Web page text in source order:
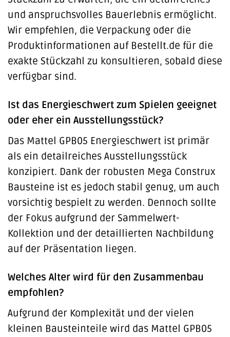
und anspruchsvolles Bauerlebnis ermöglicht.
Wir empfehlen, die Verpackung oder die
Produktinformationen auf Bestellt.de für die
exakte Stückzahl zu konsultieren, sobald diese
verfügbar sind.
Ist das Energieschwert zum Spielen geeignet
oder eher ein Ausstellungsstück?
Das Mattel GPB05 Energieschwert ist primär
als ein detailreiches Ausstellungsstück
konzipiert. Dank der robusten Mega Construx
Bausteine ist es jedoch stabil genug, um auch
vorsichtig bespielt zu werden. Dennoch sollte
der Fokus aufgrund der Sammelwert-
Kollektion und der detaillierten Nachbildung
auf der Präsentation liegen.
Welches Alter wird für den Zusammenbau
empfohlen?
Aufgrund der Komplexität und der vielen
kleinen Bausteinteile wird das Mattel GPB05